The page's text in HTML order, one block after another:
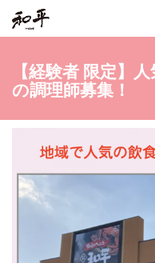
【経験者 限定】
の調理師募集！